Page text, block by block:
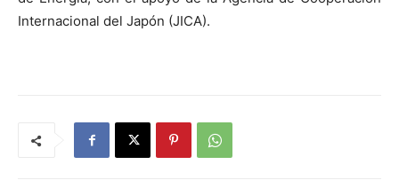
Internacional del Japón (JICA).